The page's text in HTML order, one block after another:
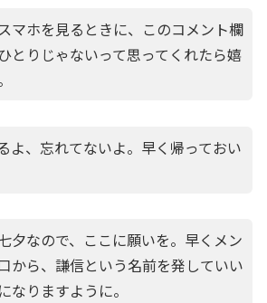
マホを見るときに、このコメント欄
とりじゃないって思ってくれたら嬉
よ、忘れてないよ。早く帰っておい
夕なので、ここに願いを。早くメン
から、謙信という名前を発していい
なりますように。